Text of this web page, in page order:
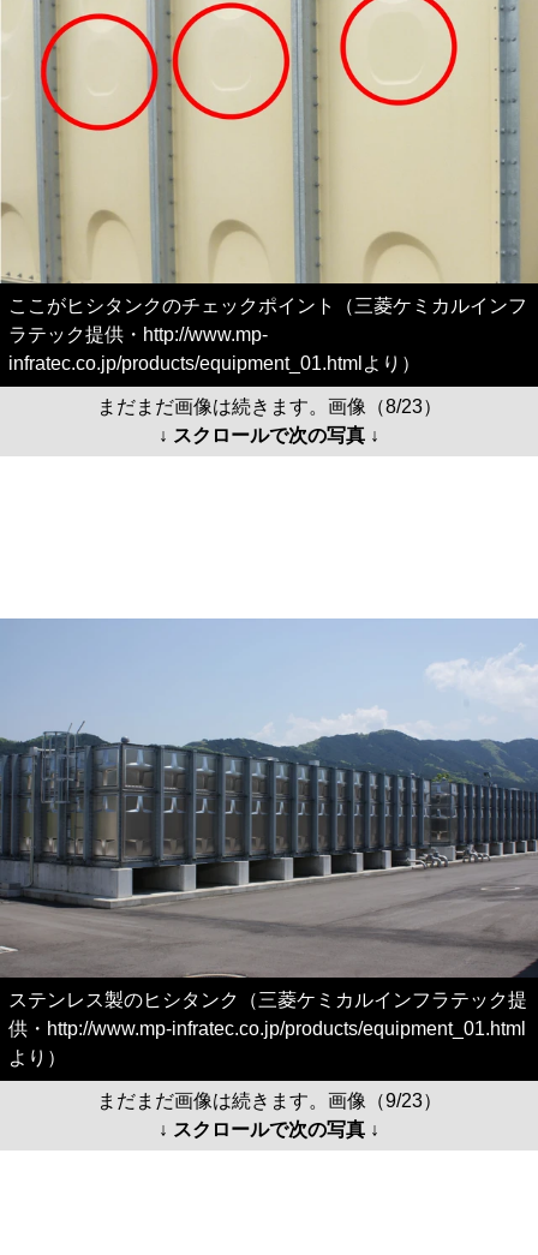
ここがヒシタンクのチェックポイント（三菱ケミカルインフ
ラテック提供・http://www.mp-
infratec.co.jp/products/equipment_01.htmlより）
まだまだ画像は続きます。画像（8/23）
↓ スクロールで次の写真 ↓
ステンレス製のヒシタンク（三菱ケミカルインフラテック提
供・http://www.mp-infratec.co.jp/products/equipment_01.html
より）
まだまだ画像は続きます。画像（9/23）
↓ スクロールで次の写真 ↓